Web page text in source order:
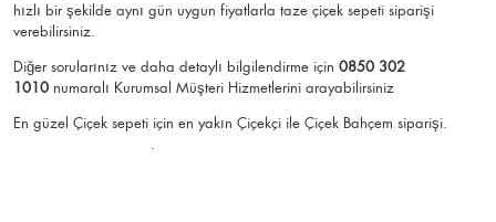
hızlı bir şekilde aynı gün uygun fiyatlarla taze çiçek sepeti siparişi
verebilirsiniz.
Diğer sorularınız ve daha detaylı bilgilendirme için 0850 302
1010 numaralı Kurumsal Müşteri Hizmetlerini arayabilirsiniz
En güzel Çiçek sepeti için en yakın Çiçekçi ile Çiçek Bahçem siparişi.
.